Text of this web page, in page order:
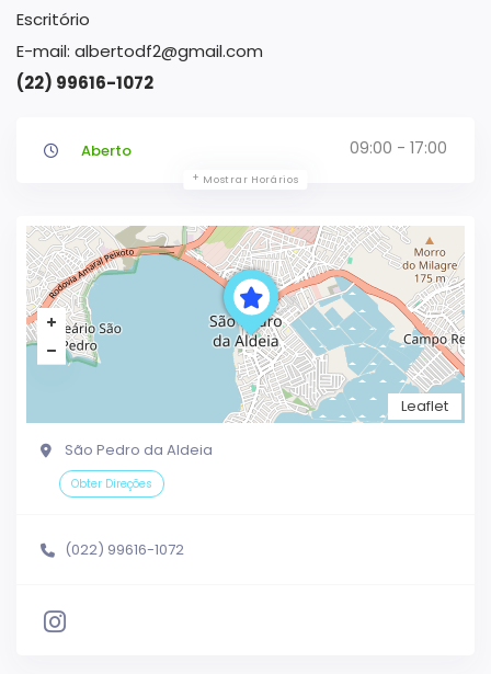
Escritório
E-mail: albertodf2@gmail.com
(22) 99616-1072
Aberto 09:00 - 17:00
Mostrar Horários
Leaflet
São Pedro da Aldeia
Obter Direções
(022) 99616-1072